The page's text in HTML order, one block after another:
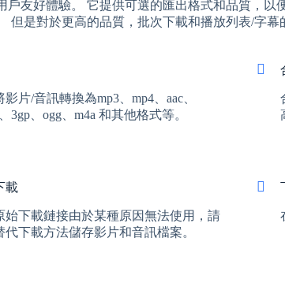
友好體驗。 它提供可選的匯出格式和品質，以
是對於更高的品質，批次下載和播放列表/字幕
影片/音訊轉換為mp3、mp4、aac、
3gp、ogg、m4a 和其他格式等。
載
始下載鏈接由於某種原因無法使用，請
代下載方法儲存影片和音訊檔案。